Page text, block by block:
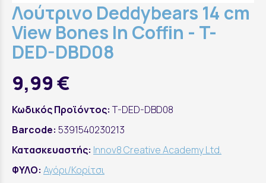
Λούτρινo Deddybears 14 cm
View Bones In Coffin - T-
DED-DBD08
9,99 €
Κωδικός Προϊόντος: T-DED-DBD08
Barcode: 5391540230213
Κατασκευαστής: Innov8 Creative Academy Ltd.
ΦΥΛΟ: Αγόρι/Κορίτσι